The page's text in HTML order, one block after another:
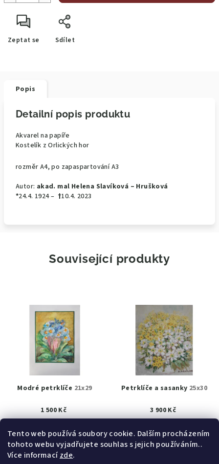
Tento web používá soubory cookie. Dalším procházením
tohoto webu vyjadřujete souhlas s jejich používáním..
Více informacízde.
Zeptat se Sdílet
Popis
Detailní popis produktu
Akvarel na papíře
Kostelík z Orlických hor
rozměr A4, po zapaspartování A3
Autor: akad. mal Helena Slavíková – Hrušková
*24.4. 1924 – †10.4. 2023
Související produkty
Modré petrklíče 21x29
1 500 Kč
Detail
Petrklíče a sasanky 25x30
3 900 Kč